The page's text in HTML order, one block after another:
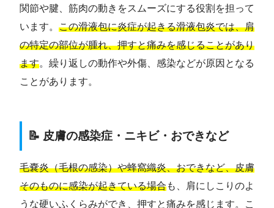
関節や腱、筋肉の動きをスムーズにする役割を担って
います。 この滑液包に炎症が起きる滑液包炎では、肩
の特定の部位が腫れ、押すと痛みを感じることがあり
ます。繰り返しの動作や外傷、感染などが原因となる
ことがあります。
📝 皮膚の感染症・ニキビ・おできなど
毛嚢炎（毛根の感染）や蜂窩織炎、おできなど、皮膚
そのものに感染が起きている場合も、肩にしこりのよ
うな硬いふくらみができ、押すと痛みを感じます。こ